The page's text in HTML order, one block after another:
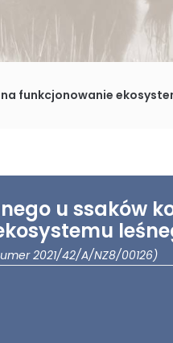
ekosystemu
u ssaków
2021/42/A/NZ8/00126)